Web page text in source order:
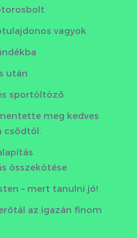
vagyok
után
sportöltöző
meg kedves
csődtől.
összekötése
– mert tanulni jó!
az igazán finom